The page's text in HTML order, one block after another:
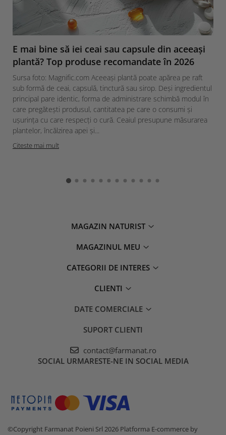
E mai bine să iei ceai sau capsule din aceeași
plantă? Top produse recomandate în 2026
Sursa foto: Magnific.com Aceeași plantă poate apărea pe raft
sub formă de ceai, capsulă, tinctură sau sirop. Deși ingredientul
principal pare identic, forma de administrare schimbă modul în
care pregătești produsul, cantitatea pe care o consumi și
ușurința cu care respecți o cură. Ceaiul presupune măsurarea
plantelor, încălzirea apei și...
Citeste mai mult
MAGAZIN NATURIST
MAGAZINUL MEU
CATEGORII DE INTERES
CLIENTI
DATE COMERCIALE
SUPORT CLIENTI
contact@farmanat.ro
SOCIAL URMARESTE-NE IN SOCIAL MEDIA
©Copyright Farmanat Poieni Srl 2026 Platforma E-commerce by